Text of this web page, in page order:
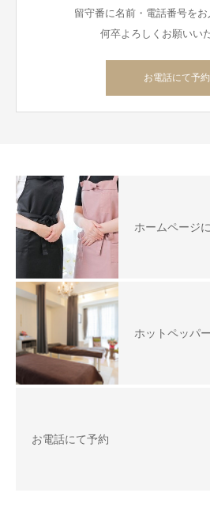
留守番に名前・電話番号をお
何卒よろしくお願いい
お電話にて予約
ホームページ
ホットペッパ
お電話にて予約